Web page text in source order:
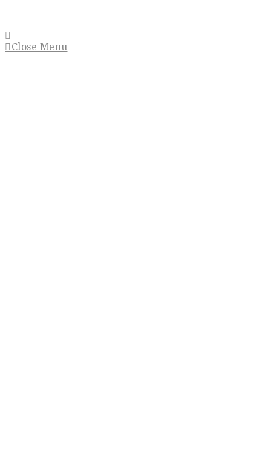
Close Menu